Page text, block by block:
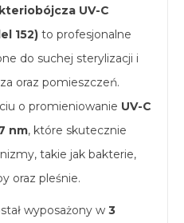
UV-C
152) to profesjonalne
do suchej sterylizacji i
oraz pomieszczeń.
o promieniowanie UV-C
nm, które skutecznie
takie jak bakterie,
oraz pleśnie.
wyposażony w 3